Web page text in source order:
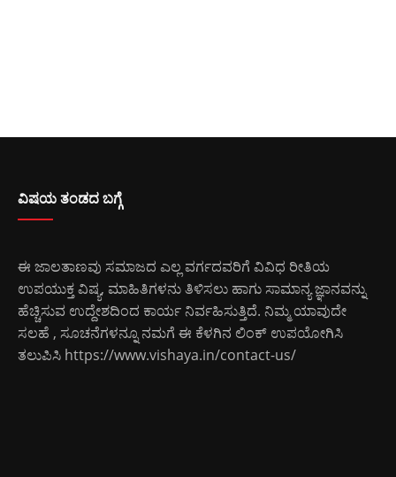
ವಿಷಯ ತಂಡದ ಬಗ್ಗೆ
ಈ ಜಾಲತಾಣವು ಸಮಾಜದ ಎಲ್ಲ ವರ್ಗದವರಿಗೆ ವಿವಿಧ ರೀತಿಯ
ಉಪಯುಕ್ತ ವಿಷ್ಯ, ಮಾಹಿತಿಗಳನು ತಿಳಿಸಲು ಹಾಗು ಸಾಮಾನ್ಯ ಜ್ಞಾನವನ್ನು
ಹೆಚ್ಚಿಸುವ ಉದ್ದೇಶದಿಂದ ಕಾರ್ಯ ನಿರ್ವಹಿಸುತ್ತಿದೆ. ನಿಮ್ಮ ಯಾವುದೇ
ಸಲಹೆ , ಸೂಚನೆಗಳನ್ನೂ ನಮಗೆ ಈ ಕೆಳಗಿನ ಲಿಂಕ್ ಉಪಯೋಗಿಸಿ
ತಲುಪಿಸಿ https://www.vishaya.in/contact-us/